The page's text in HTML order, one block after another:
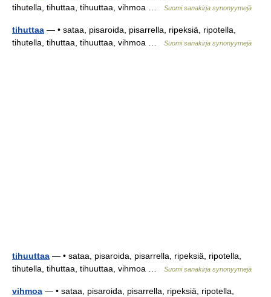
tihutella, tihuttaa, tihuuttaa, vihmoa …
Suomi sanakirja synonyymejä
tihuttaa — • sataa, pisaroida, pisarrella, ripeksiä, ripotella,
tihutella, tihuttaa, tihuuttaa, vihmoa …
Suomi sanakirja synonyymejä
tihuuttaa — • sataa, pisaroida, pisarrella, ripeksiä, ripotella,
tihutella, tihuttaa, tihuuttaa, vihmoa …
Suomi sanakirja synonyymejä
vihmoa — • sataa, pisaroida, pisarrella, ripeksiä, ripotella,